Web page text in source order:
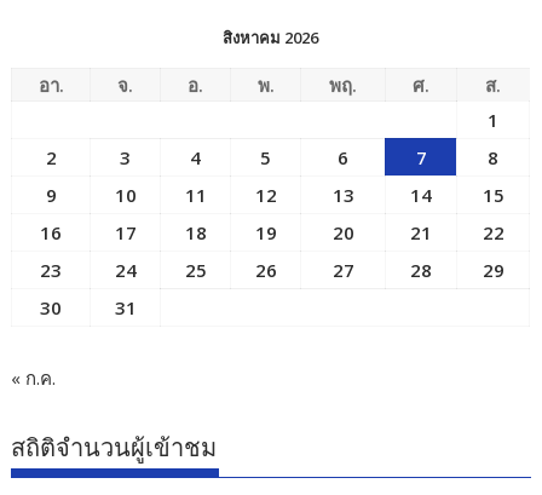
สิงหาคม 2026
อา. จ. อ. พ. พฤ. ศ.
ส.
1
2
3 4 5 6 7
8
9
10 11 12 13 14
15
16
17 18 19 20 21
22
23
24 25 26 27 28
29
30
31
« ก.ค.
สถิติจำนวนผู้เข้าชม